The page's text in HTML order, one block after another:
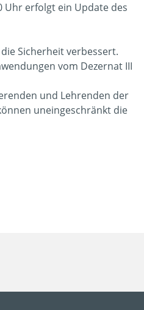
Uhr erfolgt ein Update des
Sicherheit verbessert.
vom Dezernat III
und Lehrenden der
uneingeschränkt die